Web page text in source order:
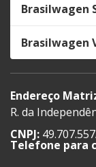
Brasilwagen
Brasilwagen
Endereço
R. da
CNPJ:
Telefone para